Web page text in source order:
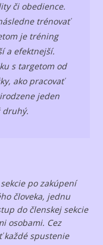
či obedience.
trénovať
je tréning
a efektnejší.
s targetom od
ako pracovať
jeden
druhý.
po zakúpení
človeka, jednu
do členskej sekcie
osobami. Cez
každé spustenie